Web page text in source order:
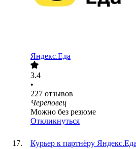
Яндекс.Еда
3.4
•
227 отзывов
Череповец
Можно без резюме
Откликнуться
Курьер к партнёру Яндекс.Еда